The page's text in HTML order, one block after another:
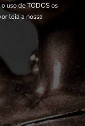
uso de TODOS os
leia a nossa